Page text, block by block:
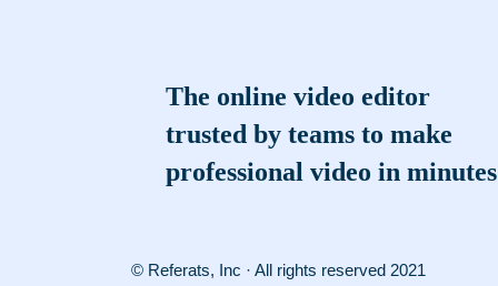
The online video editor
trusted by teams to make
professional video in minutes
© Referats, Inc · All rights reserved 2021